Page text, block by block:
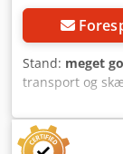
Stand: meget
transport og
- Tysk
skæreciKlus